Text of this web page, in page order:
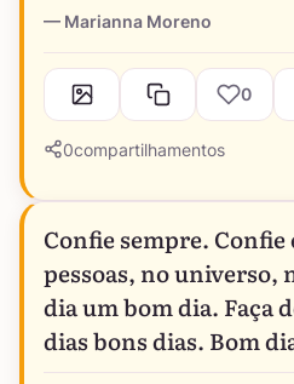
Marianna Moreno
0
0compartilhamentos
Confie sempre. Confie
pessoas, no universo,
dia um bom dia. Faça
dias bons dias. Bom